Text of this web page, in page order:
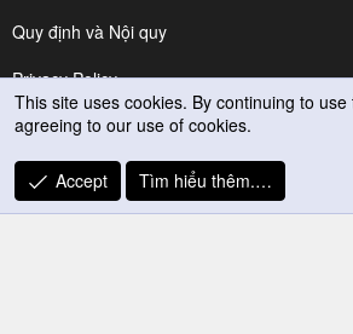
Quy định và Nội quy
Privacy Policy
Trợ giúp
R
S
This site uses cookies. By continuing to
agreeing to our use of cookies.
Accept Tìm hiểu thêm.…